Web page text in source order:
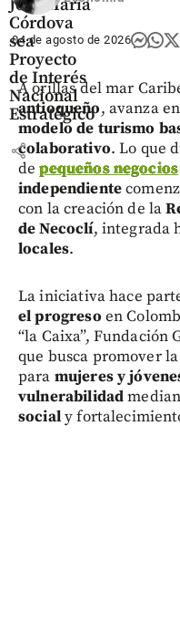
José María
Córdova
sea
Proyecto
de Interés
Nacional
Estratégico
share
04 de agosto de 2026
A orillas del mar
antioqueño, avanza
modelo de turismo
colaborativo. Lo que
depequeños negocios
independiente
con la creación de la
de Necoclí, integrada
locales.
La iniciativa hace
el progreso en
“la Caixa”, Fundación
que busca promover
para mujeres y
vulnerabilidad
socialy